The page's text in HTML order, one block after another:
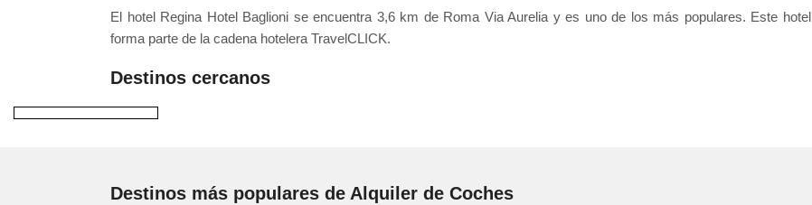
El hotel Regina Hotel Baglioni se encuentra 3,6 km de Roma Via Aurelia y es uno de los más populares. Este hotel
forma parte de la cadena hotelera TravelCLICK.
Destinos cercanos
Destinos más populares de Alquiler de Coches